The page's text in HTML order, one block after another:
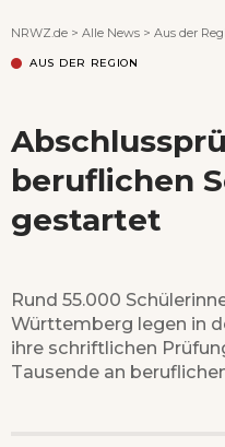
NRWZ.de > Alle News > Aus der
AUS DER REGION
beruflichen
gestartet
Rund 55.000
Württemberg legen in
ihre schriftlichen
Tausende an